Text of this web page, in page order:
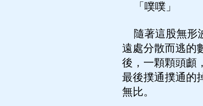
「噗噗」
隨著這股無形
遠處分散而逃的
後，一顆顆頭顱
最後撲通撲通的
無比。